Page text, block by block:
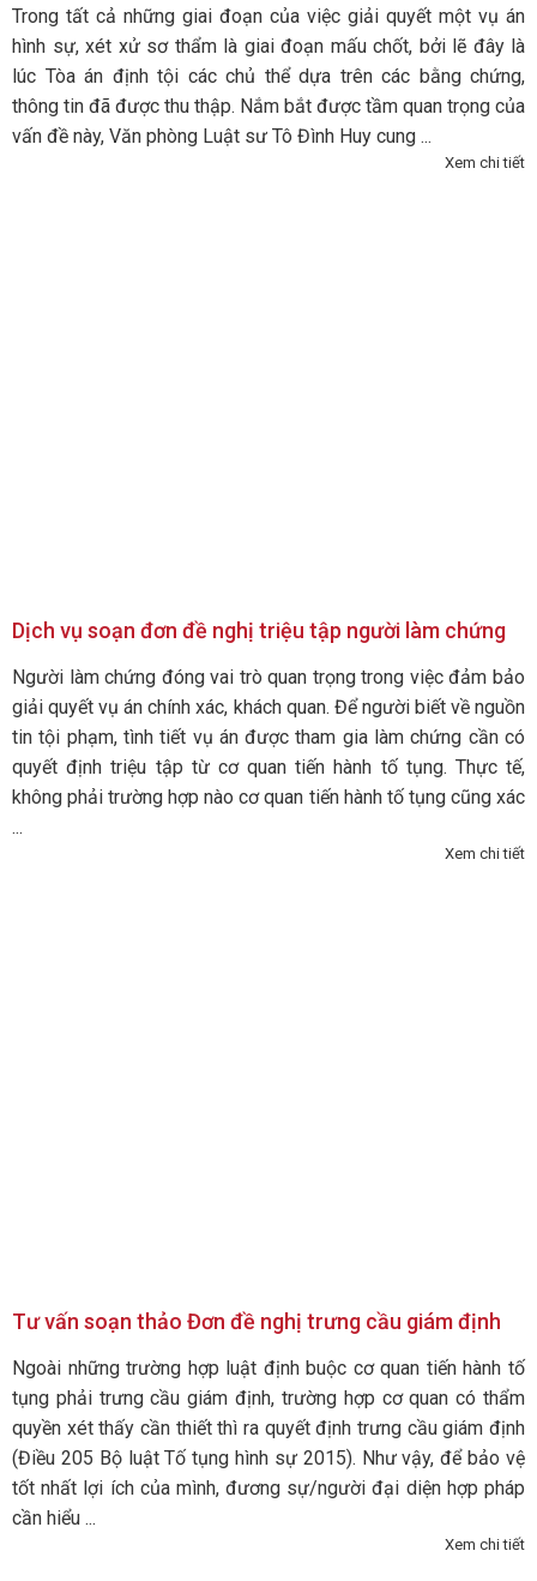
Trong tất cả những giai đoạn của việc giải quyết một vụ án
hình sự, xét xử sơ thẩm là giai đoạn mấu chốt, bởi lẽ đây là
lúc Tòa án định tội các chủ thể dựa trên các bằng chứng,
thông tin đã được thu thập. Nắm bắt được tầm quan trọng của
vấn đề này, Văn phòng Luật sư Tô Đình Huy cung ...
Xem chi tiết
Dịch vụ soạn đơn đề nghị triệu tập người làm chứng
Người làm chứng đóng vai trò quan trọng trong việc đảm bảo
giải quyết vụ án chính xác, khách quan. Để người biết về nguồn
tin tội phạm, tình tiết vụ án được tham gia làm chứng cần có
quyết định triệu tập từ cơ quan tiến hành tố tụng. Thực tế,
không phải trường hợp nào cơ quan tiến hành tố tụng cũng xác
...
Xem chi tiết
Tư vấn soạn thảo Đơn đề nghị trưng cầu giám định
Ngoài những trường hợp luật định buộc cơ quan tiến hành tố
tụng phải trưng cầu giám định, trường hợp cơ quan có thẩm
quyền xét thấy cần thiết thì ra quyết định trưng cầu giám định
(Điều 205 Bộ luật Tố tụng hình sự 2015). Như vậy, để bảo vệ
tốt nhất lợi ích của mình, đương sự/người đại diện hợp pháp
cần hiểu ...
Xem chi tiết